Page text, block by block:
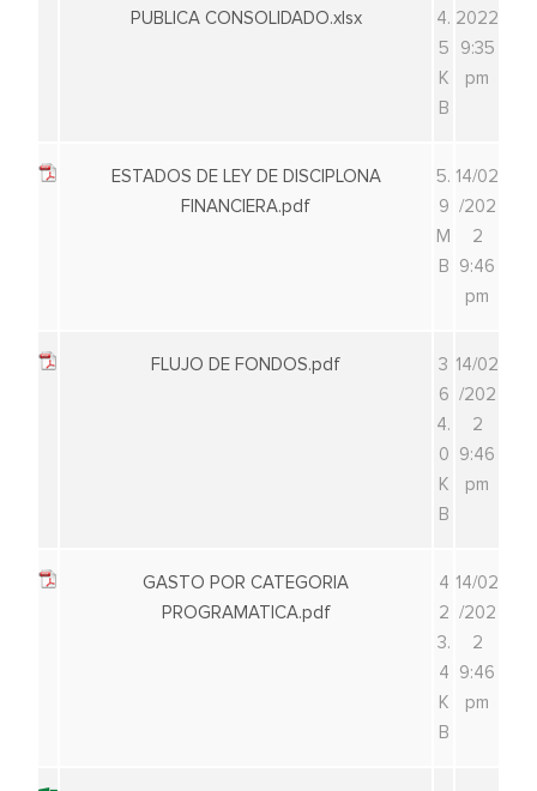
PUBLICA CONSOLIDADO.xlsx
4.
5
K
B
2022
9:35
pm
ESTADOS DE LEY DE DISCIPLONA
FINANCIERA.pdf
5.
9
M
B
14/02
/202
2
9:46
pm
FLUJO DE FONDOS.pdf
3
6
4.
0
K
B
14/02
/202
2
9:46
pm
GASTO POR CATEGORIA
PROGRAMATICA.pdf
4
2
3.
4
K
B
14/02
/202
2
9:46
pm